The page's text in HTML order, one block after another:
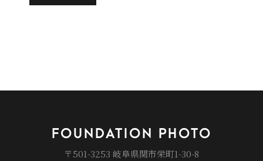
FOUNDATION PHOTO
〒501-3253 岐阜県関市栄町1-30-8